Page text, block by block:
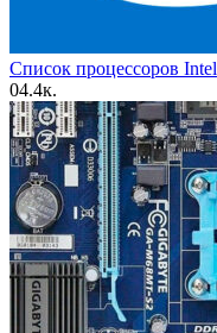
Список процессоров Intel
04.4к.